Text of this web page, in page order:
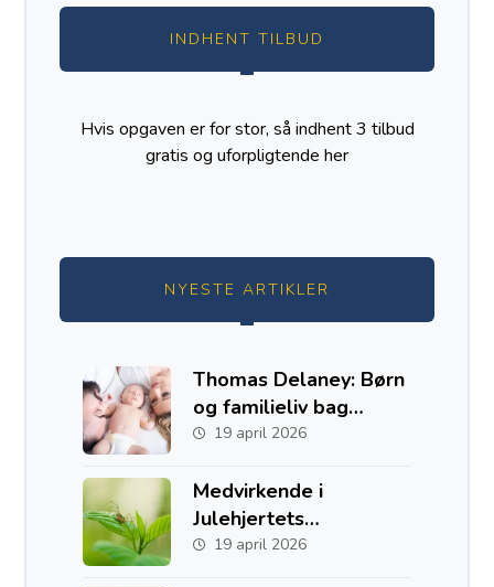
INDHENT TILBUD
Hvis opgaven er for stor, så indhent 3 tilbud
gratis og uforpligtende her
NYESTE ARTIKLER
Thomas Delaney: Børn
og familieliv bag
fodboldkarrieren
19 april 2026
Medvirkende i
Julehjertets
Hemmelighed
19 april 2026